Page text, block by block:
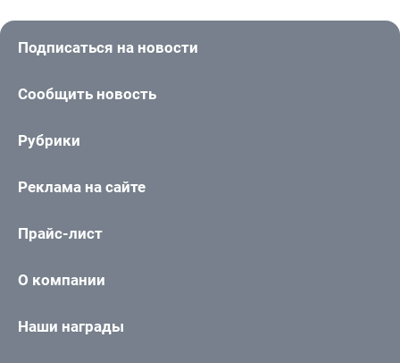
Подписаться на новости
Сообщить новость
Рубрики
Реклама на сайте
Прайс-лист
О компании
Наши награды